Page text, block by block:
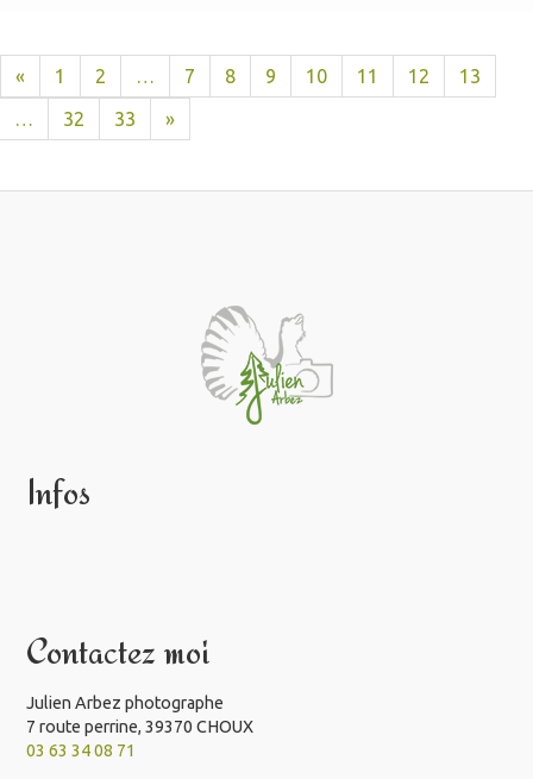
« 1 2 … 7 8 9 10 11 12
13
…
32 33 »
Infos
Contactez moi
Julien Arbez photographe
7 route perrine, 39370 CHOUX
03 63 34 08 71